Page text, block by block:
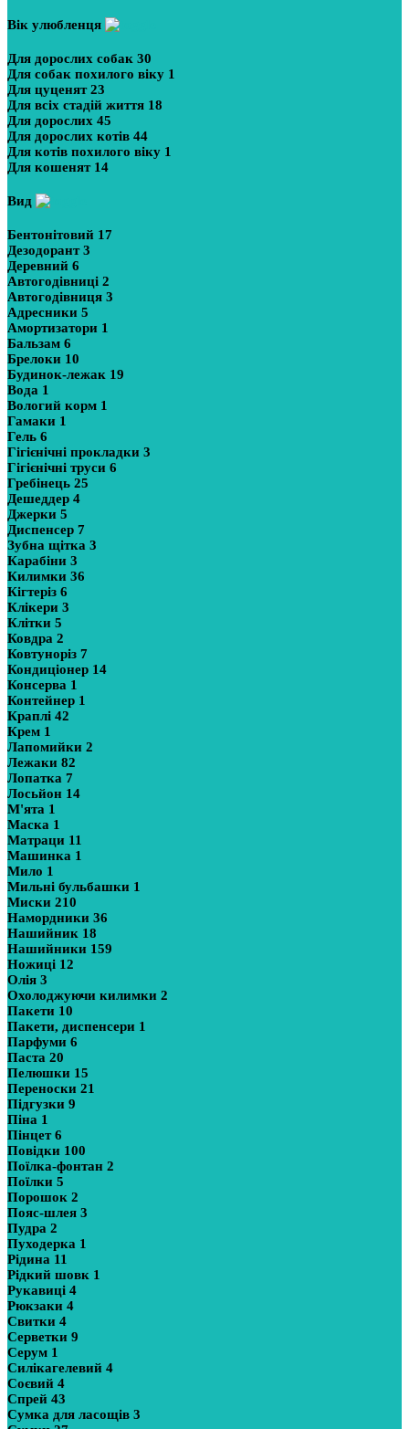
Вік улюбленця
Для дорослих собак 30
Для собак похилого віку 1
Для цуценят23
Для всіх стадій життя 18
Для дорослих 45
Для дорослих котів 44
Для котів похилого віку 1
Для кошенят 14
Вид
Бентонітовий 17
Дезодорант3
Деревний 6
Автогодівниці 2
Автогодівниця 3
Адресники 5
Амортизатори 1
Бальзам 6
Брелоки 10
Будинок-лежак 19
Вода 1
Вологий корм 1
Гамаки 1
Гель 6
Гігієнічні прокладки 3
Гігієнічні труси 6
Гребінець 25
Дешеддер 4
Джерки 5
Диспенсер 7
Зубна щітка 3
Карабіни 3
Килимки 36
Кігтеріз 6
Клікери 3
Клітки 5
Ковдра 2
Ковтуноріз 7
Кондиціонер 14
Консерва 1
Контейнер 1
Краплі 42
Крем 1
Лапомийки 2
Лежаки 82
Лопатка 7
Лосьйон 14
М'ята 1
Маска 1
Матраци 11
Машинка 1
Мило 1
Мильні бульбашки 1
Миски 210
Намордники 36
Нашийник 18
Нашийники 159
Ножиці 12
Олія 3
Охолоджуючи килимки 2
Пакети 10
Пакети, диспенсери 1
Парфуми 6
Паста 20
Пелюшки 15
Переноски 21
Підгузки 9
Піна 1
Пінцет6
Повідки 100
Поїлка-фонтан 2
Поїлки 5
Порошок 2
Пояс-шлея 3
Пудра 2
Пуходерка 1
Рідина 11
Рідкий шовк 1
Рукавиці 4
Рюкзаки 4
Свитки 4
Серветки 9
Серум 1
Силікагелевий 4
Соєвий 4
Спрей 43
Сумка для ласощів 3